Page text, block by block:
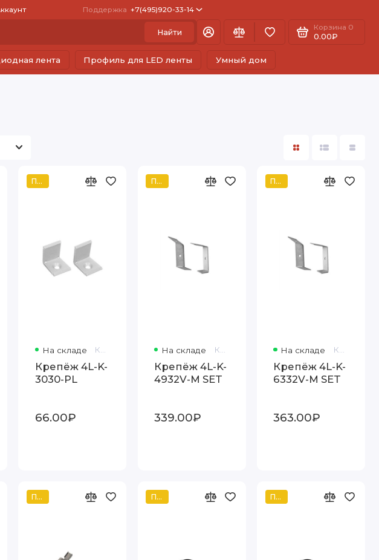
Поддержка +7(495)920-33-14
Найти
Корзина 0
0.00₽
лента Профиль для LED ленты Умный дом
Популярный
На складе Код товара: 126312
Крепёж 4L-K-
3030-PL
66.00₽
Популярный
На складе Код товара: 38917
Крепёж 4L-K-
4932V-M SET
339.00₽
Популярный
На складе Код товара: 38929
Крепёж 4L-K-
6332V-M SET
363.00₽
Популярный Популярный Популярный